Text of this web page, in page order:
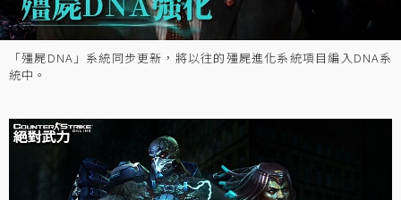
「殭屍DNA」系統同步更新，將以往的殭屍進化系統項目編入DNA系
統中。